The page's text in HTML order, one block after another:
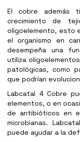
El cobre además
crecimiento de
oligoelemento, esto
el organismo en
desempeña una
utiliza
patológicas, como
que podrían
Labcatal 4 Cobre
elementos, o en
de antibióticos en
microbianas.
puede ayudar a la